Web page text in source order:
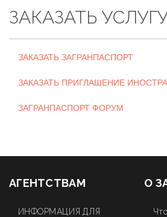
ЗАКАЗАТЬ
ЗАКАЗАТЬ ЗАГРАНПАСПОРТ
ЗАКАЗАТЬ ПРИГЛАШЕНИЕ
ЗАГРАНПАСПОРТ ФОРУМ
АГЕНТСТВАМ
ИНФОРМАЦИЯ ДЛЯ
О